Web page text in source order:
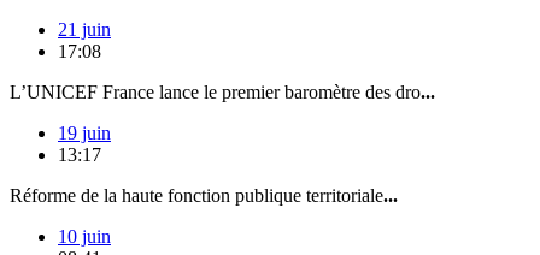
21 juin
17:08
L’UNICEF France lance le premier baromètre des dro...
19 juin
13:17
Réforme de la haute fonction publique territoriale...
10 juin